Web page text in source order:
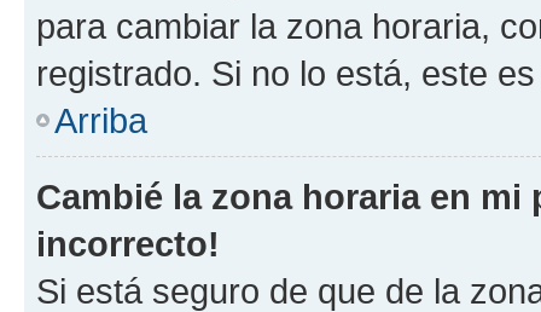
para cambiar la zona horaria,
registrado. Si no lo está, este
Arriba
Cambié la zona horaria en
incorrecto!
Si está seguro de que de la